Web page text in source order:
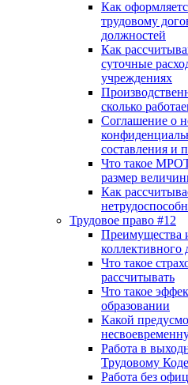
Как
трудовому
должностей
Как
суточные
учреждениях
сколько
Соглашение о
составления и
Что такое
размер
Как
Трудовое право #12
Преимущества
коллективного
Что такое
рассчитывать
Что такое
образовании
Какой
Работа в
Трудовому
Работа без